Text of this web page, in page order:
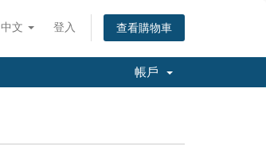
中文 登入 查看購物車
帳戶